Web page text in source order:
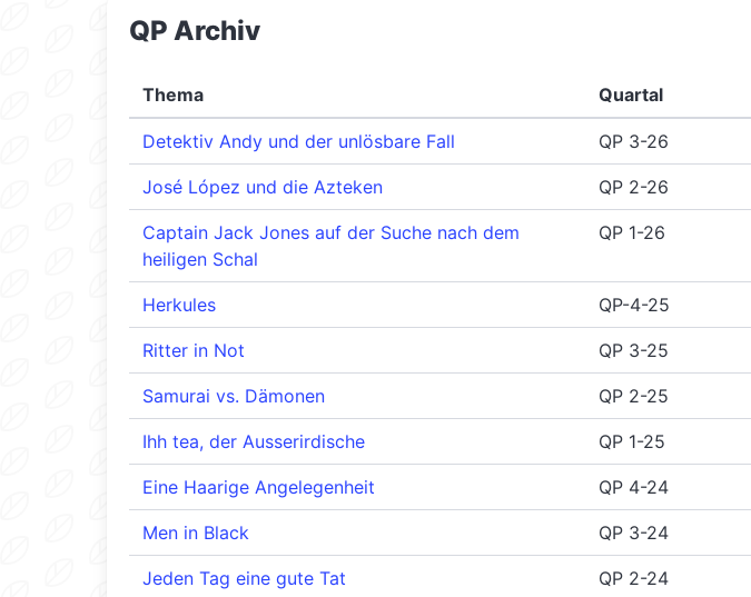
QP Archiv
Thema Quartal
Detektiv Andy und der unlösbare Fall QP 3-26
José López und die Azteken QP 2-26
Captain Jack Jones auf der Suche nach dem
heiligen Schal
QP 1-26
Herkules QP-4-25
Ritter in Not QP 3-25
Samurai vs. Dämonen QP 2-25
Ihh tea, der Ausserirdische QP 1-25
Eine Haarige Angelegenheit QP 4-24
Men in Black QP 3-24
Jeden Tag eine gute Tat QP 2-24